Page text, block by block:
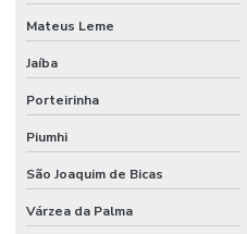
Mateus Leme
Jaíba
Porteirinha
Piumhi
São Joaquim de Bicas
Várzea da Palma